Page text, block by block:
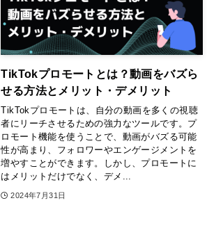
TikTokプロモートとは？動画をバズら
せる方法とメリット・デメリット
TikTokプロモートは、自分の動画を多くの視聴
者にリーチさせるための強力なツールです。プ
ロモート機能を使うことで、動画がバズる可能
性が高まり、フォロワーやエンゲージメントを
増やすことができます。しかし、プロモートに
はメリットだけでなく、デメ...
2024年7月31日